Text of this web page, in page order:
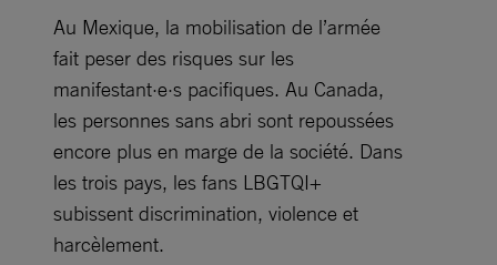
Au Mexique, la mobilisation de l’armée
fait peser des risques sur les
manifestant·e·s pacifiques. Au Canada,
les personnes sans abri sont repoussées
encore plus en marge de la société. Dans
les trois pays, les fans LBGTQI+
subissent discrimination, violence et
harcèlement.